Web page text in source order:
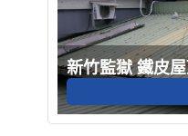
新竹監獄 鐵皮